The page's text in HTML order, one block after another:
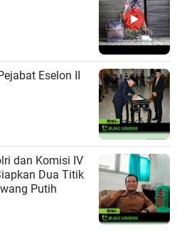
Eselon II
dan Komisi IV
Dua Titik
Putih